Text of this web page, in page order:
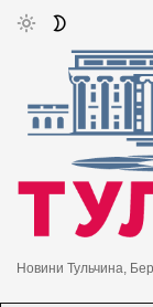
Новини Тульчина,